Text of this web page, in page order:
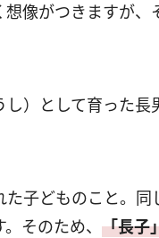
像がつきますが
）として育った
た子どものこと。
そのため、 「長子